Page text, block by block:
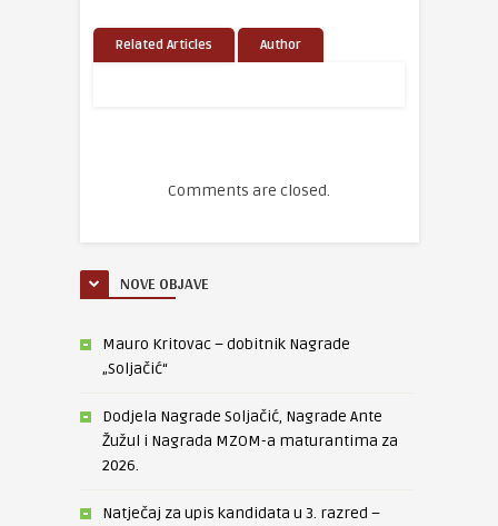
Related Articles Author
Comments are closed.
NOVE OBJAVE
Mauro Kritovac – dobitnik Nagrade
„Soljačić“
Dodjela Nagrade Soljačić, Nagrade Ante
Žužul i Nagrada MZOM-a maturantima za
2026.
Natječaj za upis kandidata u 3. razred –